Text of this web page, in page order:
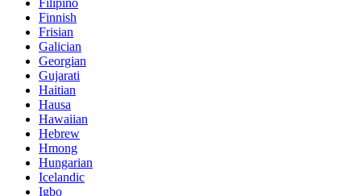
Filipino
Finnish
Frisian
Galician
Georgian
Gujarati
Haitian
Hausa
Hawaiian
Hebrew
Hmong
Hungarian
Icelandic
Igbo